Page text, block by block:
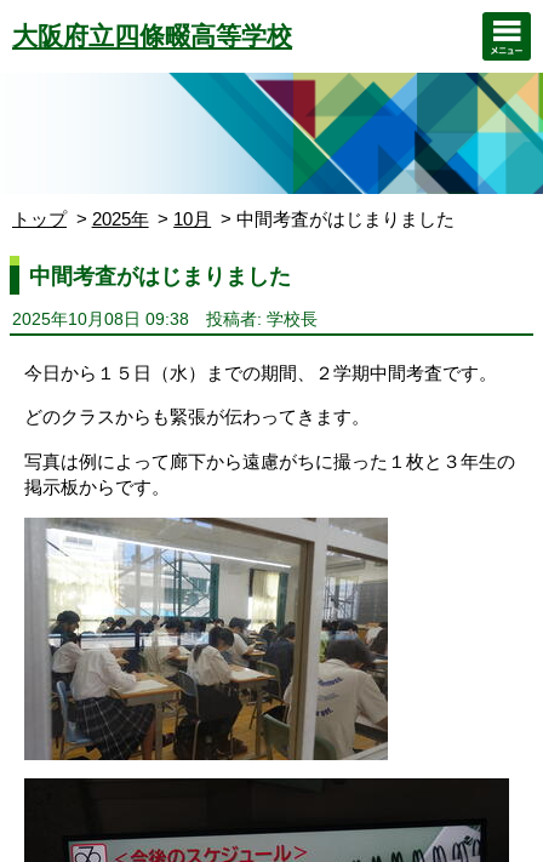
大阪府立四條畷高等学校
トップ 2025年 10月 中間考査がはじまりました
中間考査がはじまりました
2025年10月08日 09:38 投稿者: 学校長
今日から１５日（水）までの期間、２学期中間考査です。
どのクラスからも緊張が伝わってきます。
写真は例によって廊下から遠慮がちに撮った１枚と３年生の
掲示板からです。